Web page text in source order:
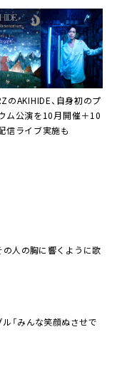
のAKIHIDE、自身初のプ
ム公演を10月開催＋10
信ライブ実施も
の人の胸に響くように歌
「みんな笑顔ぬさせで